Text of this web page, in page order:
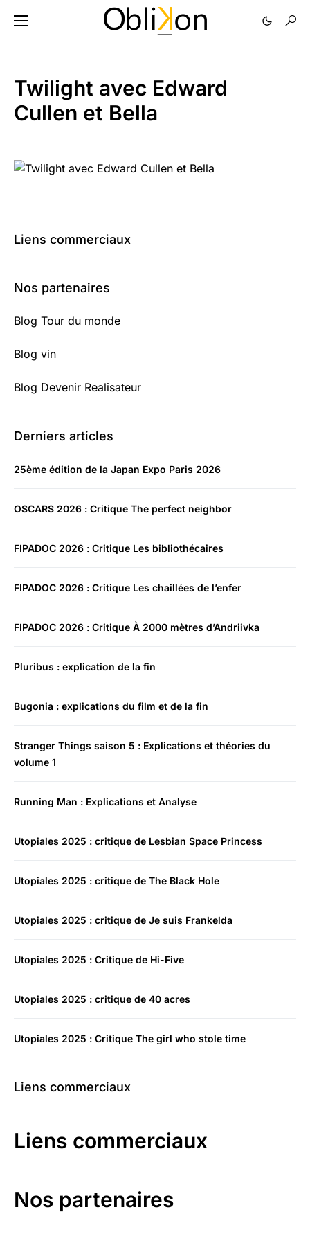
Twilight avec Edward
Cullen et Bella
Liens commerciaux
Nos partenaires
Blog Tour du monde
Blog vin
Blog Devenir Realisateur
Derniers articles
25ème édition de la Japan Expo Paris 2026
OSCARS 2026 : Critique The perfect neighbor
FIPADOC 2026 : Critique Les bibliothécaires
FIPADOC 2026 : Critique Les chaillées de l’enfer
FIPADOC 2026 : Critique À 2000 mètres d’Andriivka
Pluribus : explication de la fin
Bugonia : explications du film et de la fin
Stranger Things saison 5 : Explications et théories du
volume 1
Running Man : Explications et Analyse
Utopiales 2025 : critique de Lesbian Space Princess
Utopiales 2025 : critique de The Black Hole
Utopiales 2025 : critique de Je suis Frankelda
Utopiales 2025 : Critique de Hi-Five
Utopiales 2025 : critique de 40 acres
Utopiales 2025 : Critique The girl who stole time
Liens commerciaux
Liens commerciaux
Nos partenaires